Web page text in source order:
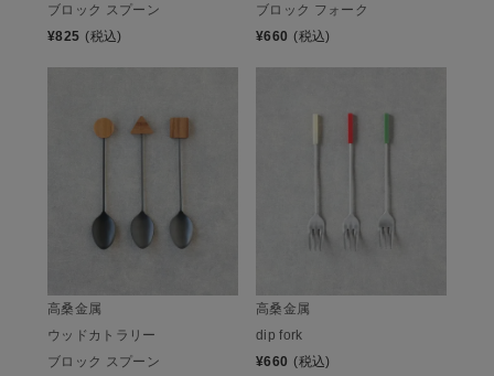
ブロック スプーン
¥825 (税込)
ブロック フォーク
¥660 (税込)
高桑金属
ウッドカトラリー
ブロック スプーン
高桑金属
dip fork
¥660 (税込)